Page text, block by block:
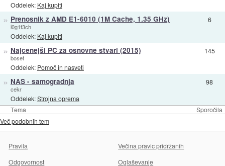
Tema Sporočila
Oddelek: Kaj kupiti
» Prenosnik z AMD E1-6010 (1M Cache, 1.35 GHz)
l0g1t3ch
Oddelek: Kaj kupiti
6
» Najcenejši PC za osnovne stvari (2015)
boset
Oddelek: Pomoč in nasveti
145
» NAS - samogradnja
cekr
Oddelek:Strojna oprema
98
Več podobnih tem
Pravila
Večina pravic pridržanih
Odgovornost
Oglaševanje